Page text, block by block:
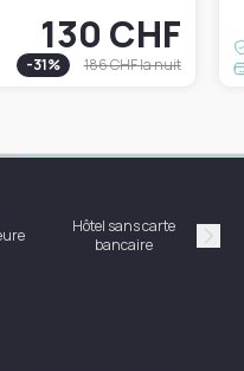
130 CHF
-31% 186 CHFla nuit
Hôtel sans carte
bancaire